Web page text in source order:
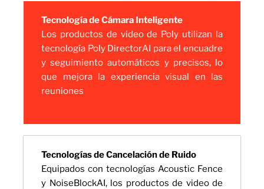
Tecnología de Cámara Inteligente
Los productos de video de Poly utilizan la
tecnología Poly DirectorAI para el encuadre
y seguimiento automáticos y precisos, lo
que mejora la experiencia visual en las
reuniones
Tecnologías de Cancelación de Ruido
Equipados con tecnologías Acoustic Fence
y NoiseBlockAI, los productos de video de